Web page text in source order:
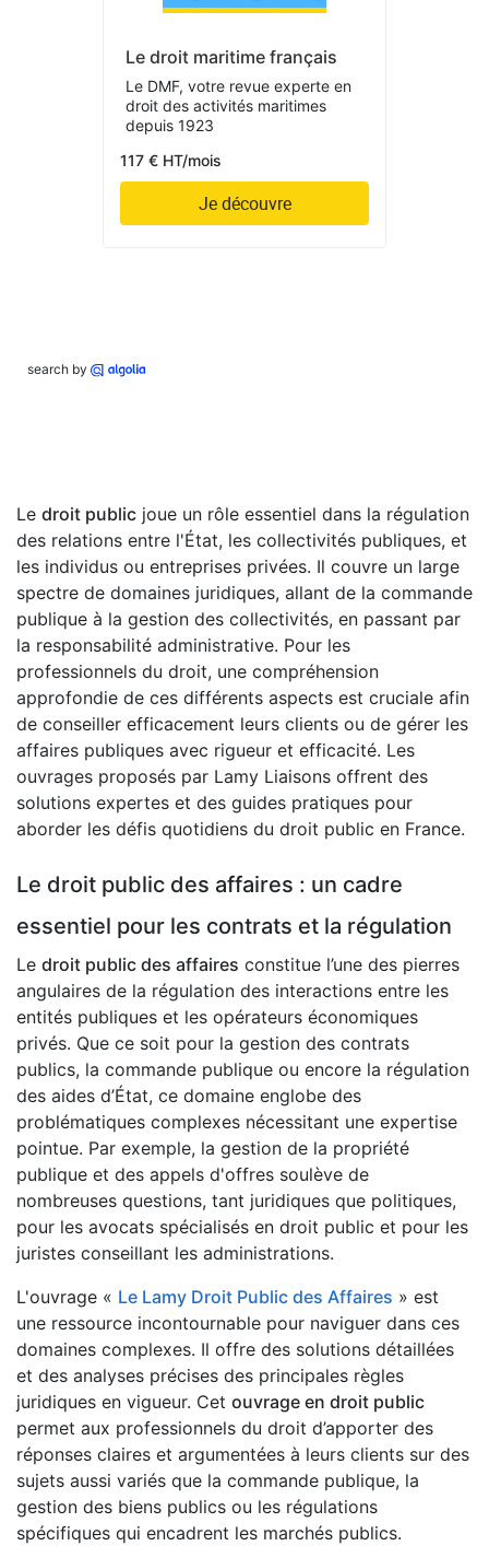
Le droit maritime français
Le DMF, votre revue experte en
droit des activités maritimes
depuis 1923
117 € HT/mois
Je découvre
search by
Le droit public joue un rôle essentiel dans la régulation
des relations entre l'État, les collectivités publiques, et
les individus ou entreprises privées. Il couvre un large
spectre de domaines juridiques, allant de la commande
publique à la gestion des collectivités, en passant par
la responsabilité administrative. Pour les
professionnels du droit, une compréhension
approfondie de ces différents aspects est cruciale afin
de conseiller efficacement leurs clients ou de gérer les
affaires publiques avec rigueur et efficacité. Les
ouvrages proposés par Lamy Liaisons offrent des
solutions expertes et des guides pratiques pour
aborder les défis quotidiens du droit public en France.
Le droit public des affaires : un cadre
essentiel pour les contrats et la régulation
Le droit public des affaires constitue l’une des pierres
angulaires de la régulation des interactions entre les
entités publiques et les opérateurs économiques
privés. Que ce soit pour la gestion des contrats
publics, la commande publique ou encore la régulation
des aides d’État, ce domaine englobe des
problématiques complexes nécessitant une expertise
pointue. Par exemple, la gestion de la propriété
publique et des appels d'offres soulève de
nombreuses questions, tant juridiques que politiques,
pour les avocats spécialisés en droit public et pour les
juristes conseillant les administrations.
L'ouvrage « Le Lamy Droit Public des Affaires » est
une ressource incontournable pour naviguer dans ces
domaines complexes. Il offre des solutions détaillées
et des analyses précises des principales règles
juridiques en vigueur. Cet ouvrage en droit public
permet aux professionnels du droit d’apporter des
réponses claires et argumentées à leurs clients sur des
sujets aussi variés que la commande publique, la
gestion des biens publics ou les régulations
spécifiques qui encadrent les marchés publics.